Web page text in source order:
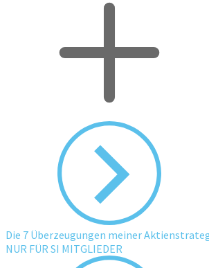
Die 7 Überzeugungen meiner
NUR FÜR SI MITGLIEDER